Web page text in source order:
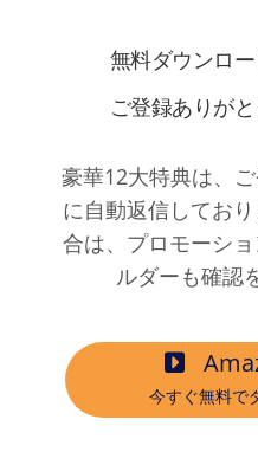
無料ダウンロ
ご登録ありがと
豪華12大特典は、
に自動返信してお
合は、プロモーシ
ルダーも確認
今すぐ無料で